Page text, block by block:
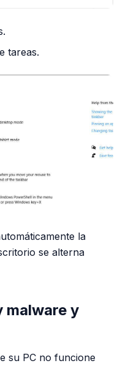
tareas.
la
se alterna
malware y
su PC no funcione